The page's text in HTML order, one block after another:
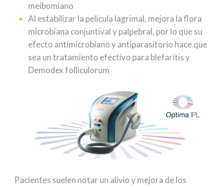
meibomiano
Al estabilizar la película lagrimal, mejora la flora
microbiana conjuntival y palpebral, por lo que su
efecto antimicrobiano y antiparasitorio hace que
sea un tratamiento efectivo para blefaritis y
Demodex folliculorum
Pacientes suelen notar un alivio y mejora de los